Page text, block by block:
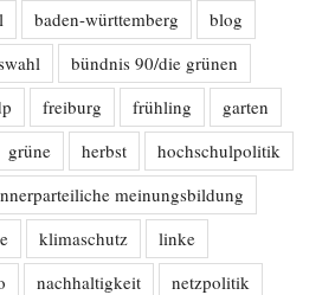
baden-württemberg
blog
bündnis 90/die grünen
freiburg frühling
garten
grüne herbst
hochschulpolitik
meinungsbildung
klimaschutz
linke
nachhaltigkeit
netzpolitik